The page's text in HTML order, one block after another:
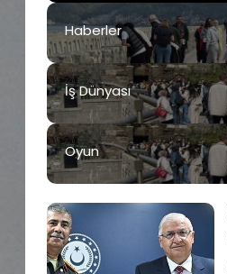
Haberler
İş Dünyası
Oyun